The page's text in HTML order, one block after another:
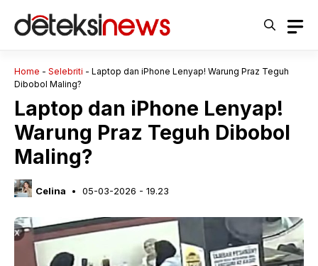
Home - Selebriti - Laptop dan iPhone Lenyap! Warung Praz Teguh
Dibobol Maling?
Laptop dan iPhone Lenyap!
Warung Praz Teguh Dibobol
Maling?
Celina 05-03-2026 - 19.23